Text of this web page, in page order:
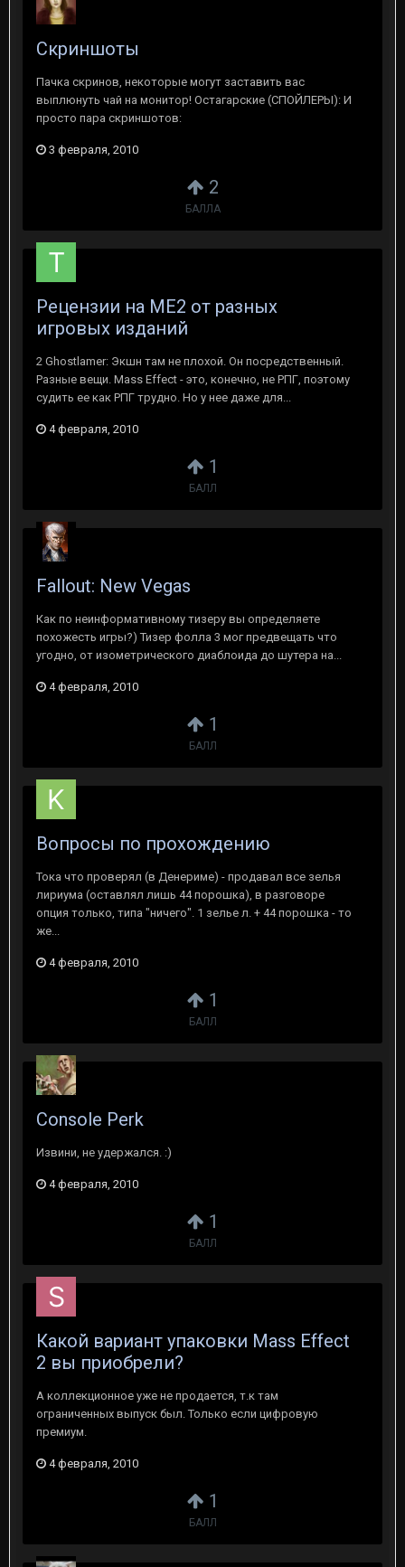
2
БАЛЛА
Скриншоты
Пачка скринов, некоторые могут заставить вас
выплюнуть чай на монитор! Остагарские (СПОЙЛЕРЫ): И
просто пара скриншотов:
3 февраля, 2010
1
БАЛЛ
Рецензии на ME2 от разных
игровых изданий
2 Ghostlamer: Экшн там не плохой. Он посредственный.
Разные вещи. Mass Effect - это, конечно, не РПГ, поэтому
судить ее как РПГ трудно. Но у нее даже для...
4 февраля, 2010
1
БАЛЛ
Fallout: New Vegas
Как по неинформативному тизеру вы определяете
похожесть игры?) Тизер фолла 3 мог предвещать что
угодно, от изометрического диаблоида до шутера на...
4 февраля, 2010
1
БАЛЛ
Вопросы по прохождению
Тока что проверял (в Денериме) - продавал все зелья
лириума (оставлял лишь 44 порошка), в разговоре
опция только, типа "ничего". 1 зелье л. + 44 порошка - то
же...
4 февраля, 2010
1
БАЛЛ
Console Perk
Извини, не удержался. :)
4 февраля, 2010
1
БАЛЛ
Какой вариант упаковки Mass Effect
2 вы приобрели?
А коллекционное уже не продается, т.к там
ограниченных выпуск был. Только если цифровую
премиум.
4 февраля, 2010